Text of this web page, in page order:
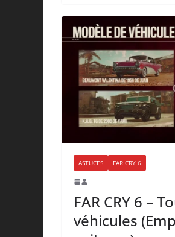
ASTUCES FAR CRY 6
FAR CRY 6 –
véhicules